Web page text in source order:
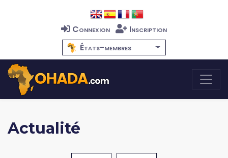
Connexion
Inscription
États-membres
Actualité